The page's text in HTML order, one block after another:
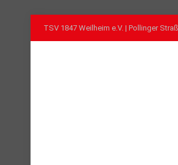
TSV 1847 Weilheim e.V. | Pollinger